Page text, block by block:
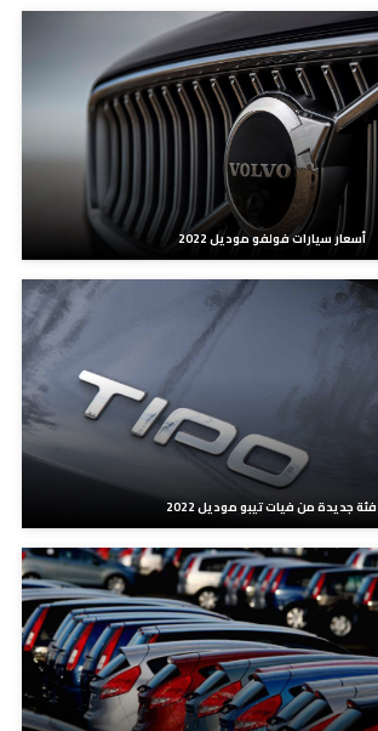
أسعار سيارات فولفو موديل 2022
فئة جديدة من فيات تيبو موديل 2022